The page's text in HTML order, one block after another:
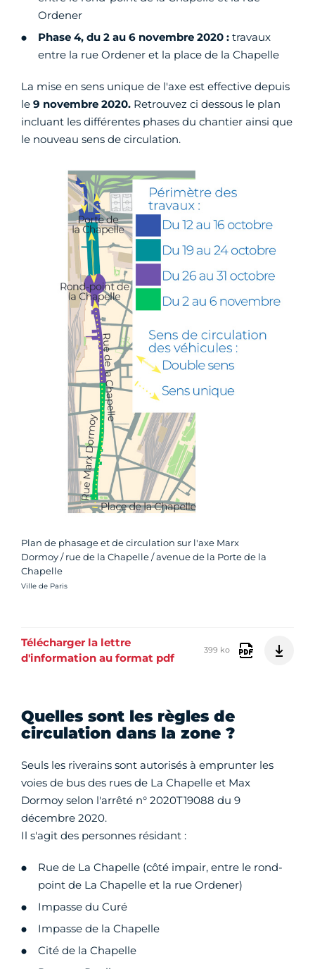
Ordener
Phase 4, du 2 au 6 novembre 2020 : travaux
entre la rue Ordener et la place de la Chapelle
La mise en sens unique de l'axe est effective depuis
le 9 novembre 2020. Retrouvez ci dessous le plan
incluant les différentes phases du chantier ainsi que
le nouveau sens de circulation.
Plan de phasage et de circulation sur l'axe Marx
Dormoy / rue de la Chapelle / avenue de la Porte de la
Chapelle
Crédit photo :
Ville de Paris
Télécharger la lettre
d'information au format pdf
399 ko
Quelles sont les règles de
circulation dans la zone ?
Seuls les riverains sont autorisés à emprunter les
voies de bus des rues de La Chapelle et Max
Dormoy selon l'arrêté n° 2020T19088 du 9
décembre 2020.
Il s'agit des personnes résidant :
Rue de La Chapelle (côté impair, entre le rond-
point de La Chapelle et la rue Ordener)
Impasse du Curé
Impasse de la Chapelle
Cité de la Chapelle